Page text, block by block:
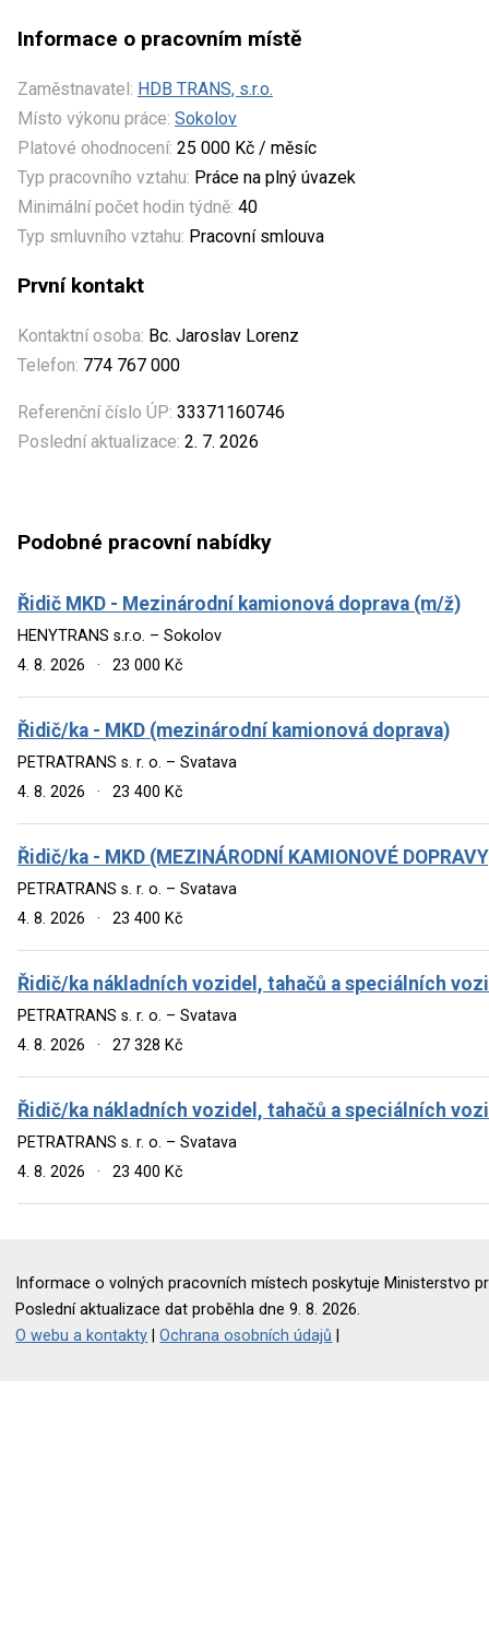
Informace o pracovním místě
Zaměstnavatel: HDB TRANS, s.r.o.
Místo výkonu práce: Sokolov
Platové ohodnocení: 25 000 Kč / měsíc
Typ pracovního vztahu: Práce na plný úvazek
Minimální počet hodin týdně: 40
Typ smluvního vztahu: Pracovní smlouva
První kontakt
Kontaktní osoba: Bc. Jaroslav Lorenz
Telefon: 774 767 000
Referenční číslo ÚP: 33371160746
Poslední aktualizace: 2. 7. 2026
Podobné pracovní nabídky
Řidič MKD - Mezinárodní kamionová doprava (m/ž)
HENYTRANS s.r.o. – Sokolov
4. 8. 2026
· 23 000 Kč
Řidič/ka - MKD (mezinárodní kamionová doprava)
PETRATRANS s. r. o. – Svatava
4. 8. 2026
· 23 400 Kč
Řidič/ka - MKD (MEZINÁRODNÍ KAMIONOVÉ
PETRATRANS s. r. o. – Svatava
4. 8. 2026
· 23 400 Kč
Řidič/ka nákladních vozidel, tahačů a speciálních
PETRATRANS s. r. o. – Svatava
4. 8. 2026
· 27 328 Kč
Řidič/ka nákladních vozidel, tahačů a speciálních
PETRATRANS s. r. o. – Svatava
4. 8. 2026
· 23 400 Kč
Informace o volných pracovních místech poskytuje Ministerstvo
Poslední aktualizace dat proběhla dne 9. 8. 2026.
O webu a kontakty |Ochrana osobních údajů